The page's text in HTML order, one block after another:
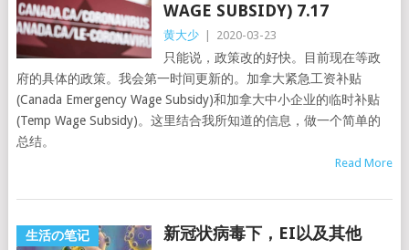
WAGE SUBSIDY) 7.17
黄大少 2020-03-23
只能说，政策改的好快。目前现在等政
府的具体的政策。我会第一时间更新的。加拿大紧急工资补贴
(Canada Emergency Wage Subsidy)和加拿大中小企业的临时补贴
(Temp Wage Subsidy)。这里结合我所知道的信息，做一个简单的
总结。
Read More
生活の笔记 新冠状病毒下，EI以及其他